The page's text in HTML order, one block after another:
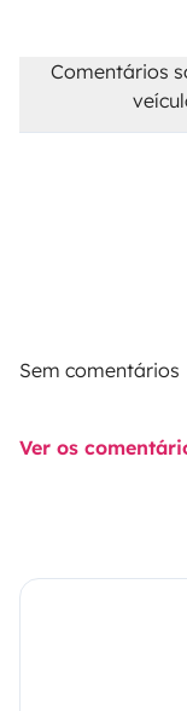
Comentários
Sem comentários
Ver os